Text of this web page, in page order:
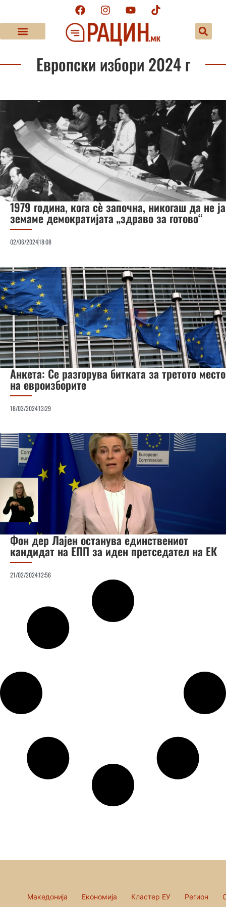
Европски избори 2024 г
1979 година, кога сè започна, никогаш да не ја
земаме демократијата „здраво за готово“
02/06/202418:08
Анкета: Се разгорува битката за третото место
на евроизборите
18/03/202413:29
Фон дер Лајен останува единствениот
кандидат на ЕПП за иден претседател на ЕК
21/02/202412:56
Македонија Економија Кластер ЕУ Регион